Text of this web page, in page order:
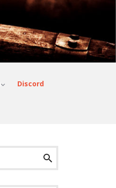
Toggle
child
Discord
Search